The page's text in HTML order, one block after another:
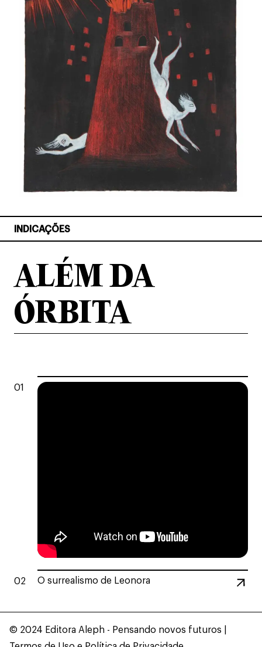
INDICAÇÕES
ALÉM DA
ÓRBITA
01
02 O surrealismo de Leonora
© 2024 Editora Aleph - Pensando novos futuros |